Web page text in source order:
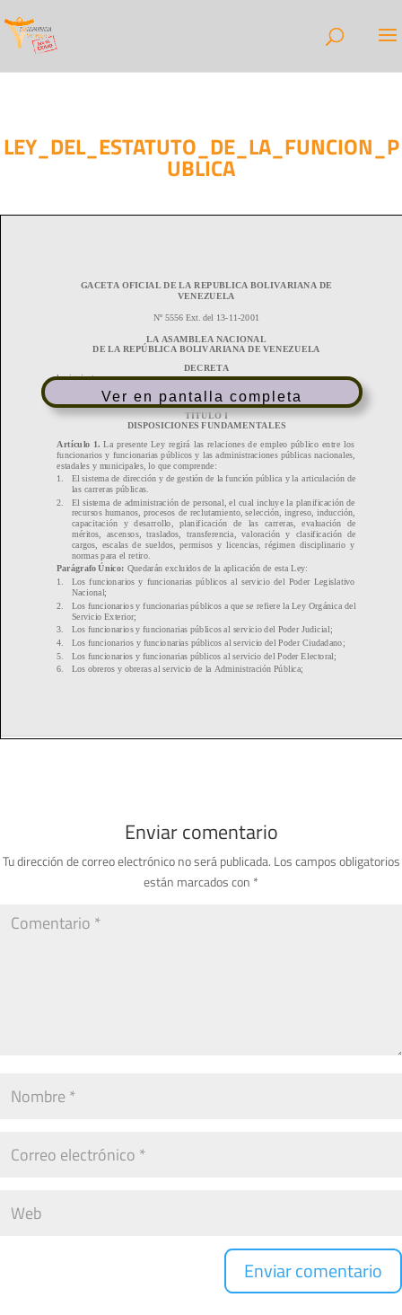
LEY_DEL_ESTATUTO_DE_LA_FUNCION_P
UBLICA
Ver en pantalla completa
Enviar comentario
Tu dirección de correo electrónico no será publicada. Los campos obligatorios
están marcados con *